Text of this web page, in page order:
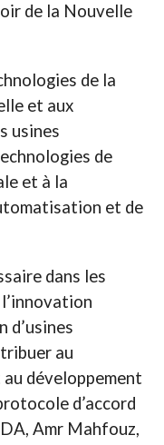
de la Nouvelle
de la
et aux
usines
de
et à la
et de
dans les
d’usines
au
développement
d’accord
Amr Mahfouz,